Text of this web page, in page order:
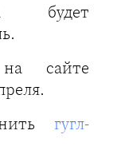
будет
сайте
гугл-